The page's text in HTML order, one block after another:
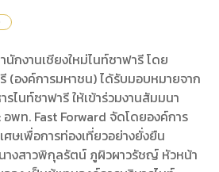
นักงานเชียงใหม่ไนท์ซาฟารี โดย
(องค์การมหาชน) ได้รับมอบหมายจาก
ไนท์ซาฟารี ให้เข้าร่วมงานสัมมนา
อพท. Fast Forward จัดโดยองค์การ
เพื่อการท่องเที่ยวอย่างยั่งยืน
างสาวพิกุลรัตน์ ภูผิวผาวรัชญ์ หัวหน้า